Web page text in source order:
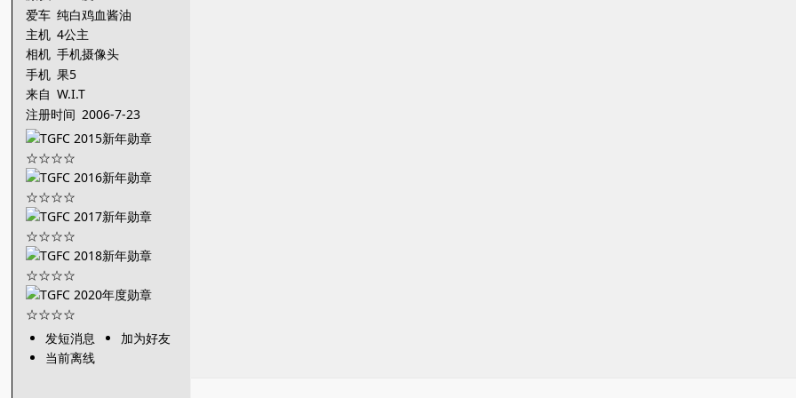
爱车 纯白鸡血酱油
主机 4公主
相机 手机摄像头
手机 果5
来自 W.I.T
注册时间 2006-7-23
发短消息
加为好友
当前离线